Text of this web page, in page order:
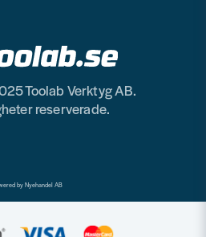
Toolab Verktyg AB.
reserverade.
by Nyehandel AB